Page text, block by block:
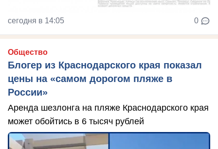
сегодня в 14:05 0
Общество
Блогер из Краснодарского края показал
цены на «самом дорогом пляже в
России»
Аренда шезлонга на пляже Краснодарского края
может обойтись в 6 тысяч рублей